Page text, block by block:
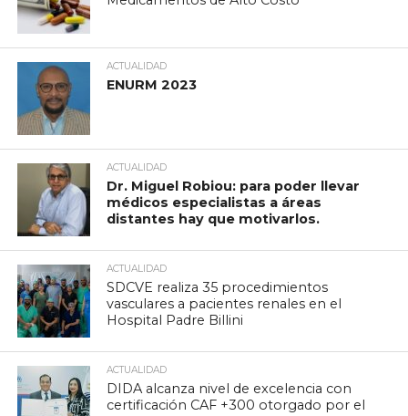
ACTUALIDAD
ENURM 2023
ACTUALIDAD
Dr. Miguel Robiou: para poder llevar
médicos especialistas a áreas
distantes hay que motivarlos.
ACTUALIDAD
SDCVE realiza 35 procedimientos
vasculares a pacientes renales en el
Hospital Padre Billini
ACTUALIDAD
DIDA alcanza nivel de excelencia con
certificación CAF +300 otorgado por el